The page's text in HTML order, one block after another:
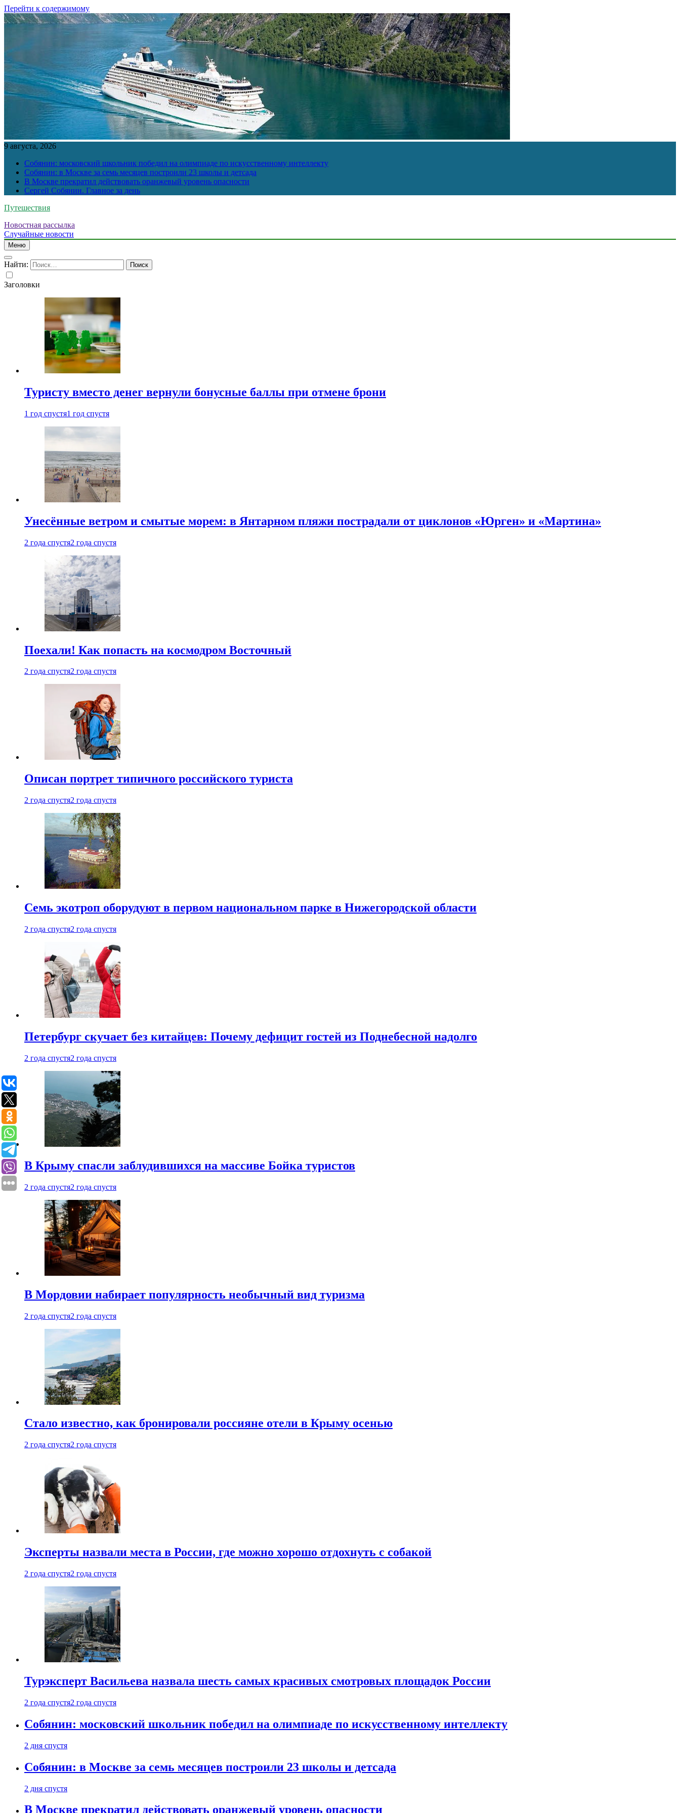
Перейти к содержимому
9 августа, 2026
Собянин: московский школьник победил на олимпиаде по искусственному интеллекту
Собянин: в Москве за семь месяцев построили 23 школы и детсада
В Москве прекратил действовать оранжевый уровень опасности
Сергей Собянин. Главное за день
Путешествия
Новостная рассылка
Случайные новости
Меню
Найти:
Заголовки
Туристу вместо денег вернули бонусные баллы при отмене брони
1 год спустя1 год спустя
Унесённые ветром и смытые морем: в Янтарном пляжи пострадали от циклонов «Юрген» и «Мартина»
2 года спустя2 года спустя
Поехали! Как попасть на космодром Восточный
2 года спустя2 года спустя
Описан портрет типичного российского туриста
2 года спустя2 года спустя
Семь экотроп оборудуют в первом национальном парке в Нижегородской области
2 года спустя2 года спустя
Петербург скучает без китайцев: Почему дефицит гостей из Поднебесной надолго
2 года спустя2 года спустя
В Крыму спасли заблудившихся на массиве Бойка туристов
2 года спустя2 года спустя
В Мордовии набирает популярность необычный вид туризма
2 года спустя2 года спустя
Стало известно, как бронировали россияне отели в Крыму осенью
2 года спустя2 года спустя
Эксперты назвали места в России, где можно хорошо отдохнуть с собакой
2 года спустя2 года спустя
Турэксперт Васильева назвала шесть самых красивых смотровых площадок России
2 года спустя2 года спустя
Собянин: московский школьник победил на олимпиаде по искусственному интеллекту
2 дня спустя
Собянин: в Москве за семь месяцев построили 23 школы и детсада
2 дня спустя
В Москве прекратил действовать оранжевый уровень опасности